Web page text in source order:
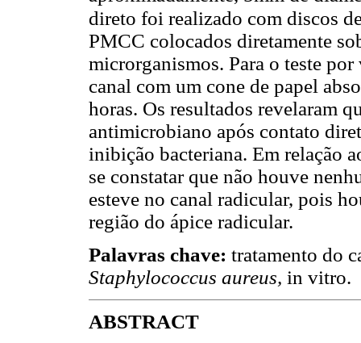
direto foi realizado com discos
PMCC colocados diretamente
microrganismos. Para o teste
canal com um cone de papel
horas. Os resultados revelaram
antimicrobiano após contato
inibição bacteriana. Em relação
se constatar que não houve
esteve no canal radicular, pois
região do ápice radicular.
Palavras chave: tratamento do
Staphylococcus aureus, in vitro.
ABSTRACT